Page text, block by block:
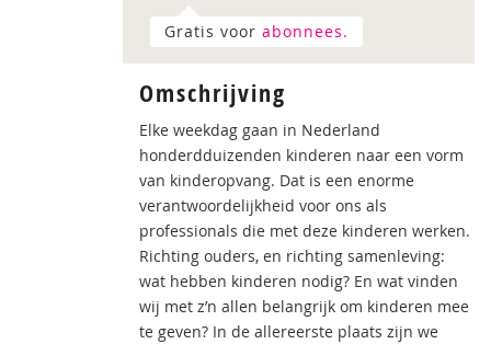
Gratis voor abonnees.
Omschrijving
Elke weekdag gaan in Nederland
honderdduizenden kinderen naar een vorm
van kinderopvang. Dat is een enorme
verantwoordelijkheid voor ons als
professionals die met deze kinderen werken.
Richting ouders, en richting samenleving:
wat hebben kinderen nodig? En wat vinden
wij met z’n allen belangrijk om kinderen mee
te geven? In de allereerste plaats zijn we